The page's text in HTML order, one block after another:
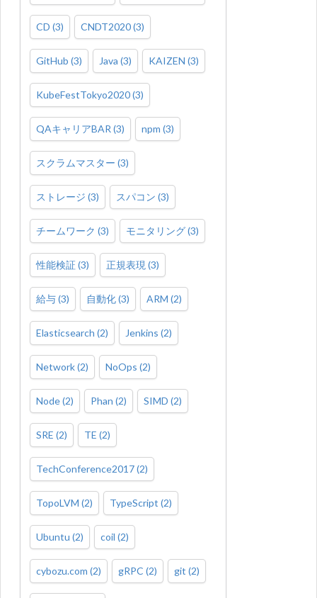
CD (3) CNDT2020(3)
GitHub (3) Java (3) KAIZEN (3)
KubeFestTokyo2020(3)
QAキャリアBAR (3) npm (3)
スクラムマスター (3)
ストレージ (3) スパコン (3)
チームワーク (3) モニタリング(3)
性能検証(3) 正規表現 (3)
給与(3) 自動化(3) ARM (2)
Elasticsearch (2) Jenkins (2)
Network(2) NoOps (2)
Node(2) Phan (2) SIMD (2)
SRE (2) TE (2)
TechConference2017(2)
TopoLVM (2) TypeScript (2)
Ubuntu (2) coil (2)
cybozu.com (2) gRPC (2) git (2)